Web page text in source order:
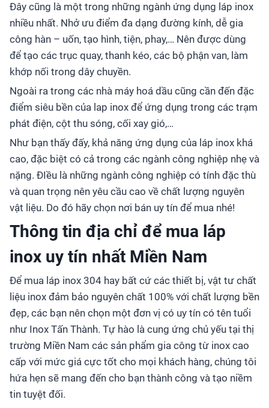
Đây cũng là một trong những ngành ứng dụng láp inox
nhiều nhất. Nhở ưu điểm đa dạng đường kính, dễ gia
công hàn – uốn, tạo hình, tiện, phay,… Nên được dùng
để tạo các trục quay, thanh kéo, các bộ phận van, làm
khớp nối trong dây chuyền.
Ngoài ra trong các nhà máy hoá dầu cũng cần đến đặc
điểm siêu bền của lap inox để ứng dụng trong các trạm
phát điện, cột thu sóng, cối xay gió,…
Như bạn thấy đấy, khả năng ứng dụng của láp inox khá
cao, đặc biệt có cả trong các ngành công nghiệp nhẹ và
nặng. ĐIều là những ngành công nghiệp có tính đặc thù
và quan trọng nên yêu cầu cao về chất lượng nguyên
vật liệu. Do đó hãy chọn nơi bán uy tín để mua nhé!
Thông tin địa chỉ để mua láp
inox uy tín nhất Miền Nam
Để mua láp inox 304 hay bất cứ các thiết bị, vật tư chất
liệu inox đảm bảo nguyên chất 100% với chất lượng bền
đẹp, các bạn nên chọn một đơn vị có uy tín có tên tuổi
như Inox Tấn Thành. Tự hào là cung ứng chủ yếu tại thị
trường Miền Nam các sản phẩm gia công từ inox cao
cấp với mức giá cực tốt cho mọi khách hàng, chúng tôi
hứa hẹn sẽ mang đến cho bạn thành công và tạo niềm
tin tuyệt đối.